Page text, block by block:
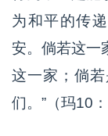
为和平的传
安。倘若这一
这一家；倘
们。”（玛10